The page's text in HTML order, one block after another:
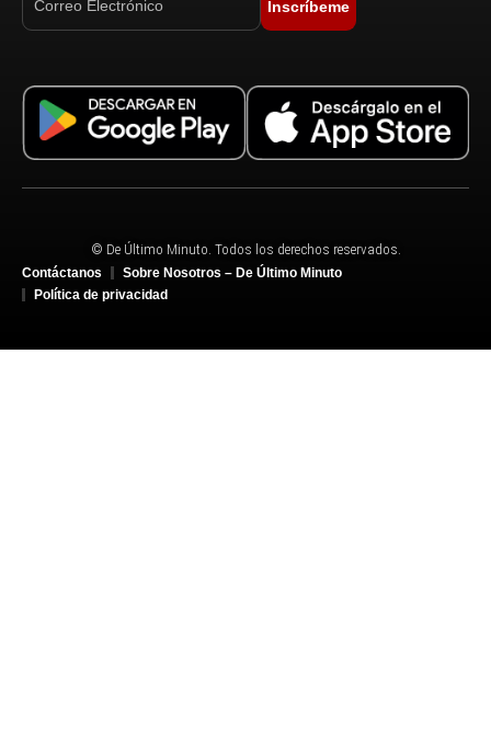
Inscríbeme
© De Último Minuto. Todos los derechos reservados.
Contáctanos
Sobre Nosotros – De Último Minuto
Política de privacidad